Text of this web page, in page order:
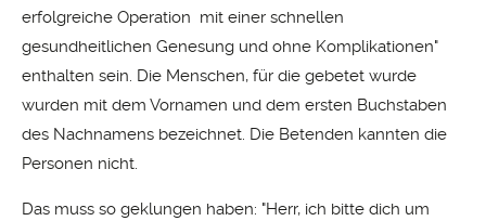
erfolgreiche Operation mit einer schnellen
gesundheitlichen Genesung und ohne Komplikationen"
enthalten sein. Die Menschen, für die gebetet wurde
wurden mit dem Vornamen und dem ersten Buchstaben
des Nachnamens bezeichnet. Die Betenden kannten die
Personen nicht.
Das muss so geklungen haben: "Herr, ich bitte dich um